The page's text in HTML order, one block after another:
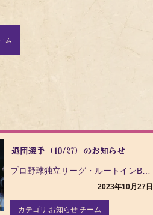
ム
退団選手（10/27）のお知らせ
2023年10月27日
カテゴリ:お知らせ チーム